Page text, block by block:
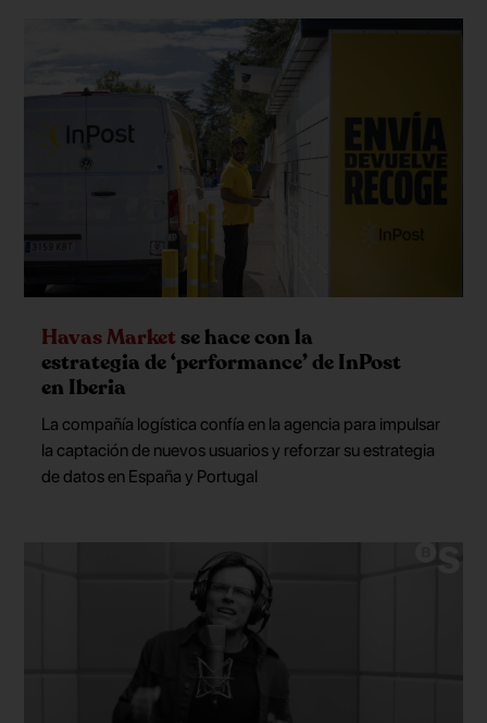
Havas Marketse hace con la
estrategia de ‘performance’ de InPost
en Iberia
La compañía logística confía en la agencia para impulsar
la captación de nuevos usuarios y reforzar su estrategia
de datos en España y Portugal